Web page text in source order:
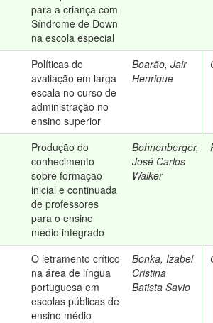
para a criança com
Síndrome de Down
na escola especial
Políticas de
avaliação em larga
escala no curso de
administração no
ensino superior
Boarão, Jair
Henrique
Produção do
conhecimento
sobre formação
inicial e continuada
de professores
para o ensino
médio integrado
Bohnenberger,
José Carlos
Walker
O letramento crítico
na área de língua
portuguesa em
escolas públicas de
ensino médio
Bonka, Izabel
Cristina
Batista Savio